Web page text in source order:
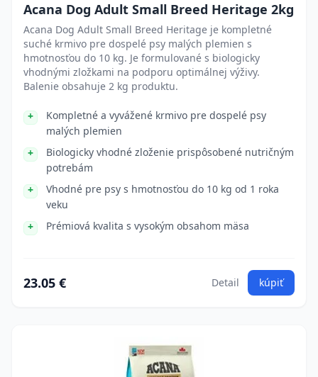
Acana Dog Adult Small Breed Heritage 2kg
Acana Dog Adult Small Breed Heritage je kompletné
suché krmivo pre dospelé psy malých plemien s
hmotnosťou do 10 kg. Je formulované s biologicky
vhodnými zložkami na podporu optimálnej výživy.
Balenie obsahuje 2 kg produktu.
Kompletné a vyvážené krmivo pre dospelé psy
malých plemien
Biologicky vhodné zloženie prispôsobené nutričným
potrebám
Vhodné pre psy s hmotnosťou do 10 kg od 1 roka
veku
Prémiová kvalita s vysokým obsahom mäsa
23.05 € Detail kúpiť